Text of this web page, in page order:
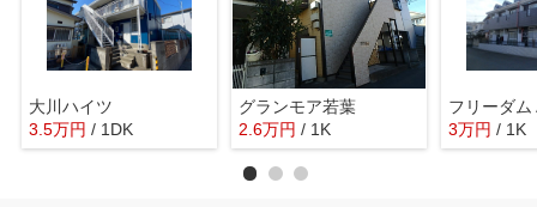
大川ハイツ
3.5万円 / 1DK
グランモア若葉
2.6万円 / 1K
フリーダム
3万円 / 1K